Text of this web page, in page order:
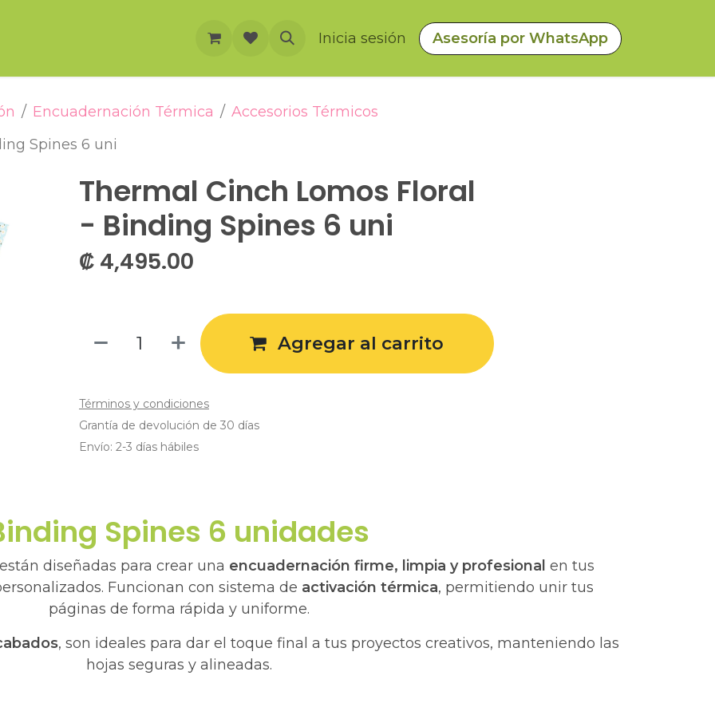
Eventos Inicia sesión Asesoría por WhatsApp
Encuadernación Térmica
Accesorios Térmicos
Spines 6 uni
Thermal Cinch Lomos Floral
- Binding Spines 6 uni
₡ 4,495.00
Agregar al carrito
Términos y condiciones
Grantía de devolución de 30 días
Envío: 2-3 días hábiles
Spines 6 unidades
están diseñadas para crear una encuadernación firme, limpia y profesional en tus
Funcionan con sistema de activación térmica, permitiendo unir tus
páginas de forma rápida y uniforme.
, son ideales para dar el toque final a tus proyectos creativos, manteniendo las
hojas seguras y alineadas.